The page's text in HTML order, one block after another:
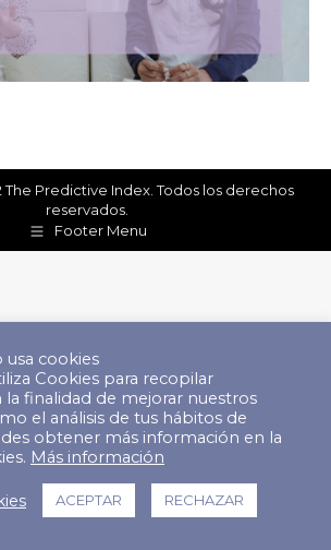
Predictive Index. Todos los derechos
reservados.
Footer Menu
usa cookies
Cookies para recopilar
finalidad de mejorar nuestros
el análisis de tus hábitos de
obtener más información en la
Más información
ACEPTAR RECHAZAR